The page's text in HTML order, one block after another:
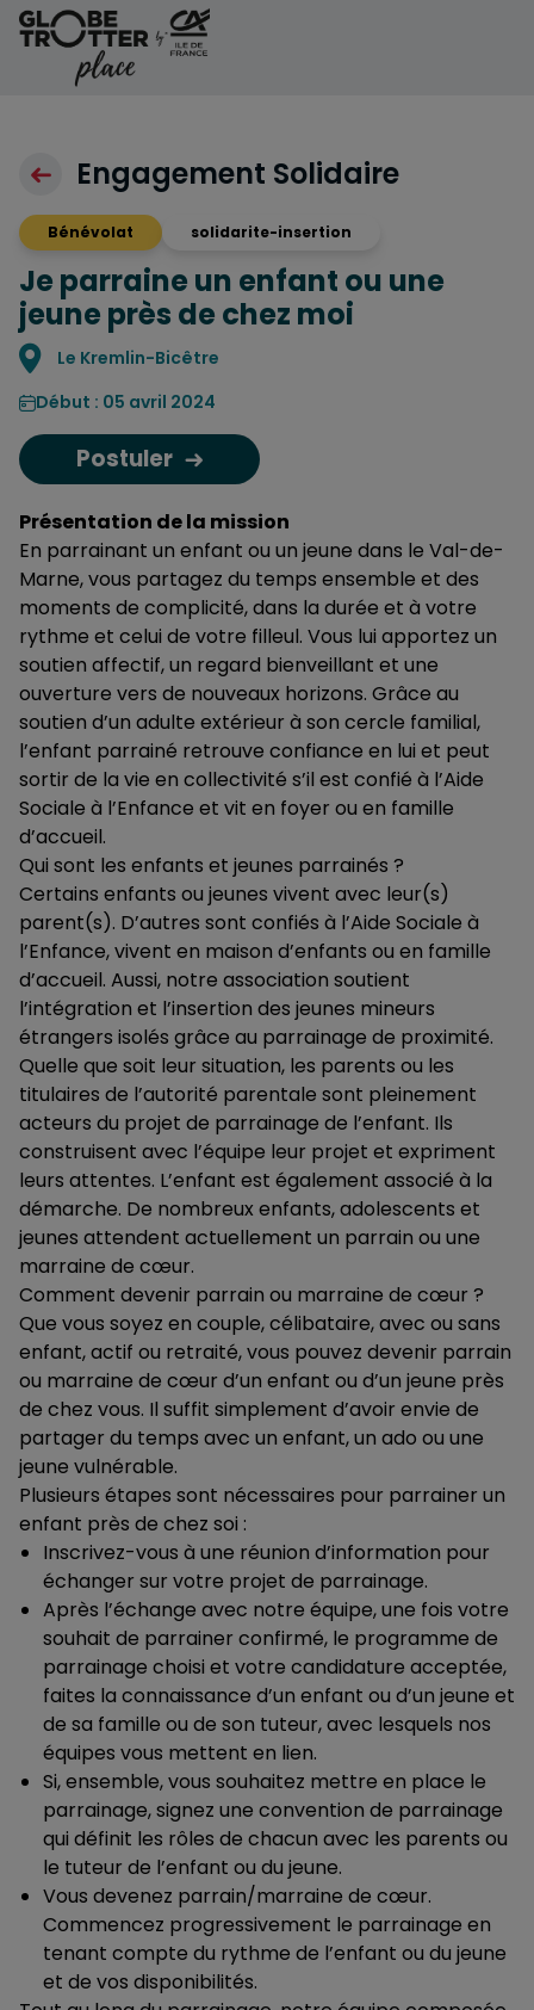
Aller au contenu
Engagement Solidaire
Bénévolat solidarite-insertion
Je parraine un enfant ou une
jeune près de chez moi
Localisation
Le Kremlin-Bicêtre
Début : 05 avril 2024
Postuler
Présentation de la mission
En parrainant un enfant ou un jeune dans le Val-de-
Marne, vous partagez du temps ensemble et des
moments de complicité, dans la durée et à votre
rythme et celui de votre filleul. Vous lui apportez un
soutien affectif, un regard bienveillant et une
ouverture vers de nouveaux horizons. Grâce au
soutien d’un adulte extérieur à son cercle familial,
l’enfant parrainé retrouve confiance en lui et peut
sortir de la vie en collectivité s’il est confié à l’Aide
Sociale à l’Enfance et vit en foyer ou en famille
d’accueil.
Qui sont les enfants et jeunes parrainés ?
Certains enfants ou jeunes vivent avec leur(s)
parent(s). D’autres sont confiés à l’Aide Sociale à
l’Enfance, vivent en maison d’enfants ou en famille
d’accueil. Aussi, notre association soutient
l’intégration et l’insertion des jeunes mineurs
étrangers isolés grâce au parrainage de proximité.
Quelle que soit leur situation, les parents ou les
titulaires de l’autorité parentale sont pleinement
acteurs du projet de parrainage de l’enfant. Ils
construisent avec l’équipe leur projet et expriment
leurs attentes. L’enfant est également associé à la
démarche. De nombreux enfants, adolescents et
jeunes attendent actuellement un parrain ou une
marraine de cœur.
Comment devenir parrain ou marraine de cœur ?
Que vous soyez en couple, célibataire, avec ou sans
enfant, actif ou retraité, vous pouvez devenir parrain
ou marraine de cœur d’un enfant ou d’un jeune près
de chez vous. Il suffit simplement d’avoir envie de
partager du temps avec un enfant, un ado ou une
jeune vulnérable.
Plusieurs étapes sont nécessaires pour parrainer un
enfant près de chez soi :
Inscrivez-vous à une réunion d’information pour
échanger sur votre projet de parrainage.
Après l’échange avec notre équipe, une fois votre
souhait de parrainer confirmé, le programme de
parrainage choisi et votre candidature acceptée,
faites la connaissance d’un enfant ou d’un jeune et
de sa famille ou de son tuteur, avec lesquels nos
équipes vous mettent en lien.
Si, ensemble, vous souhaitez mettre en place le
parrainage, signez une convention de parrainage
qui définit les rôles de chacun avec les parents ou
le tuteur de l’enfant ou du jeune.
Vous devenez parrain/marraine de cœur.
Commencez progressivement le parrainage en
tenant compte du rythme de l’enfant ou du jeune
et de vos disponibilités.